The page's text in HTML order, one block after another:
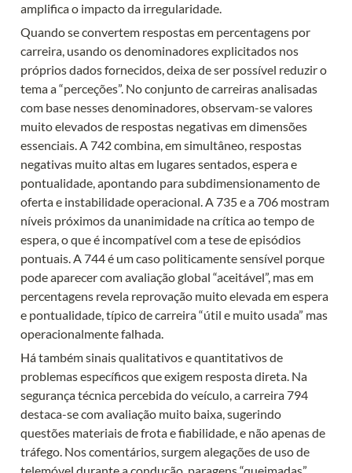
amplifica o impacto da irregularidade.
Quando se convertem respostas em percentagens por
carreira, usando os denominadores explicitados nos
próprios dados fornecidos, deixa de ser possível reduzir o
tema a “perceções”. No conjunto de carreiras analisadas
com base nesses denominadores, observam-se valores
muito elevados de respostas negativas em dimensões
essenciais. A 742 combina, em simultâneo, respostas
negativas muito altas em lugares sentados, espera e
pontualidade, apontando para subdimensionamento de
oferta e instabilidade operacional. A 735 e a 706 mostram
níveis próximos da unanimidade na crítica ao tempo de
espera, o que é incompatível com a tese de episódios
pontuais. A 744 é um caso politicamente sensível porque
pode aparecer com avaliação global “aceitável”, mas em
percentagens revela reprovação muito elevada em espera
e pontualidade, típico de carreira “útil e muito usada” mas
operacionalmente falhada.
Há também sinais qualitativos e quantitativos de
problemas específicos que exigem resposta direta. Na
segurança técnica percebida do veículo, a carreira 794
destaca-se com avaliação muito baixa, sugerindo
questões materiais de frota e fiabilidade, e não apenas de
tráfego. Nos comentários, surgem alegações de uso de